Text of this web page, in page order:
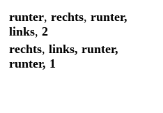
runter, rechts, runter,
links, 2
rechts, links, runter,
runter, 1